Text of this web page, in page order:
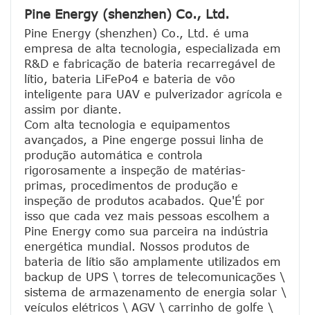
Pine Energy (shenzhen) Co., Ltd.
Pine Energy (shenzhen) Co., Ltd. é uma
empresa de alta tecnologia, especializada em
R&D e fabricação de bateria recarregável de
lítio, bateria LiFePo4 e bateria de vôo
inteligente para UAV e pulverizador agrícola e
assim por diante.
Com alta tecnologia e equipamentos
avançados, a Pine engerge possui linha de
produção automática e controla
rigorosamente a inspeção de matérias-
primas, procedimentos de produção e
inspeção de produtos acabados. Que'É por
isso que cada vez mais pessoas escolhem a
Pine Energy como sua parceira na indústria
energética mundial. Nossos produtos de
bateria de lítio são amplamente utilizados em
backup de UPS \ torres de telecomunicações \
sistema de armazenamento de energia solar \
veículos elétricos \ AGV \ carrinho de golfe \